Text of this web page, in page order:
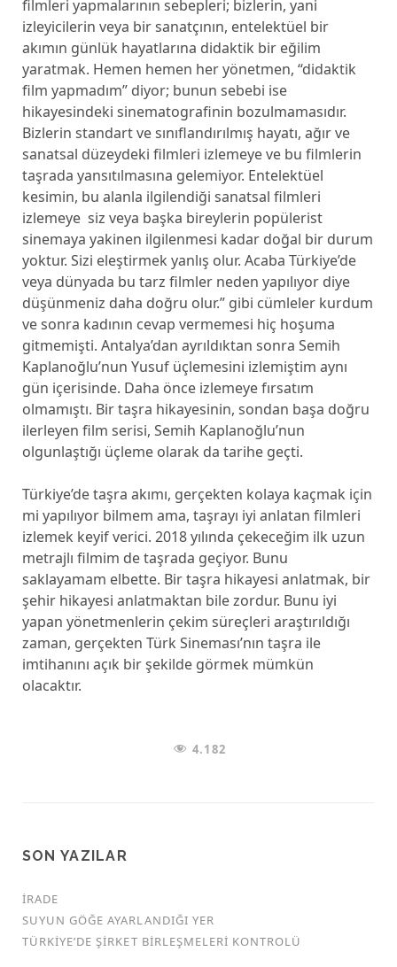
filmleri yapmalarının sebepleri; bizlerin, yani
izleyicilerin veya bir sanatçının, entelektüel bir
akımın günlük hayatlarına didaktik bir eğilim
yaratmak. Hemen hemen her yönetmen, “didaktik
film yapmadım” diyor; bunun sebebi ise
hikayesindeki sinematografinin bozulmamasıdır.
Bizlerin standart ve sınıflandırılmış hayatı, ağır ve
sanatsal düzeydeki filmleri izlemeye ve bu filmlerin
taşrada yansıtılmasına gelemiyor. Entelektüel
kesimin, bu alanla ilgilendiği sanatsal filmleri
izlemeye siz veya başka bireylerin popülerist
sinemaya yakinen ilgilenmesi kadar doğal bir durum
yoktur. Sizi eleştirmek yanlış olur. Acaba Türkiye’de
veya dünyada bu tarz filmler neden yapılıyor diye
düşünmeniz daha doğru olur.” gibi cümleler kurdum
ve sonra kadının cevap vermemesi hiç hoşuma
gitmemişti. Antalya’dan ayrıldıktan sonra Semih
Kaplanoğlu’nun Yusuf üçlemesini izlemiştim aynı
gün içerisinde. Daha önce izlemeye fırsatım
olmamıştı. Bir taşra hikayesinin, sondan başa doğru
ilerleyen film serisi, Semih Kaplanoğlu’nun
olgunlaştığı üçleme olarak da tarihe geçti.
Türkiye’de taşra akımı, gerçekten kolaya kaçmak için
mi yapılıyor bilmem ama, taşrayı iyi anlatan filmleri
izlemek keyif verici. 2018 yılında çekeceğim ilk uzun
metrajlı filmim de taşrada geçiyor. Bunu
saklayamam elbette. Bir taşra hikayesi anlatmak, bir
şehir hikayesi anlatmaktan bile zordur. Bunu iyi
yapan yönetmenlerin çekim süreçleri araştırıldığı
zaman, gerçekten Türk Sineması’nın taşra ile
imtihanını açık bir şekilde görmek mümkün
olacaktır.
4.182
SON YAZILAR
İRADE
SUYUN GÖĞE AYARLANDIĞI YER
TÜRKİYE’DE ŞİRKET BİRLEŞMELERİ KONTROLÜ